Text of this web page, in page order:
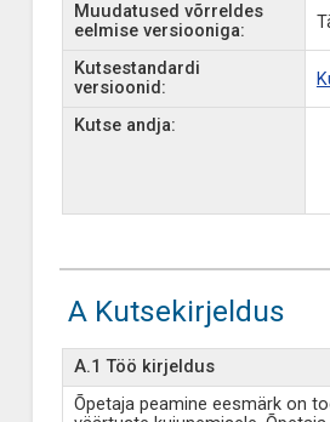
Muudatused võrreldes
eelmise versiooniga:
Kutsestandardi
versioonid:
Kutse andja:
A Kutsekirjeldus
A.1 Töö kirjeldus
Õpetaja peamine eesmärk on